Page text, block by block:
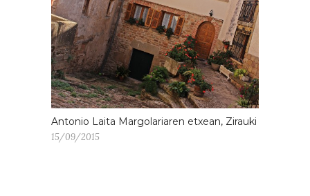
Antonio Laita Margolariaren etxean, Zirauki
15/09/2015